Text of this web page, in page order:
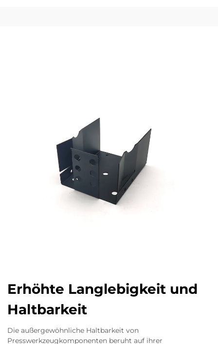
Erhöhte Langlebigkeit und
Haltbarkeit
Die außergewöhnliche Haltbarkeit von
Presswerkzeugkomponenten beruht auf ihrer